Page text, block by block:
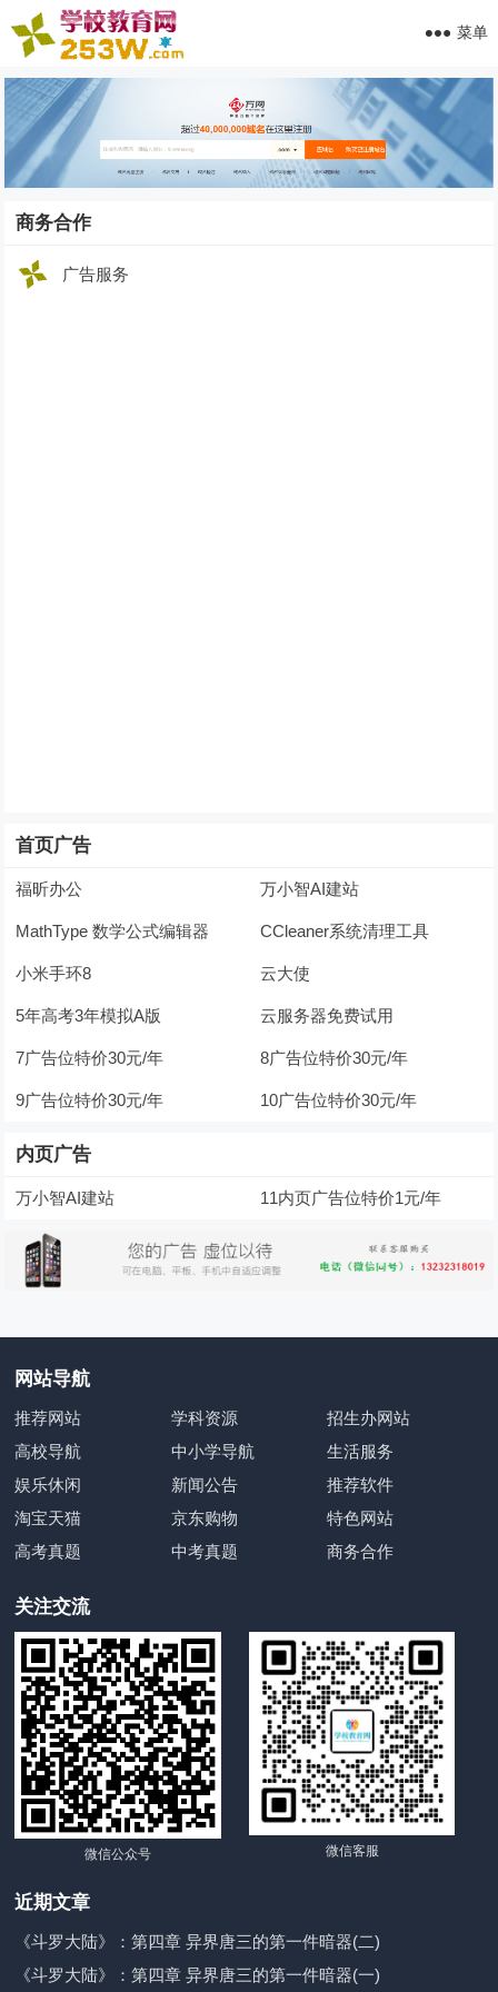
菜单
商务合作
广告服务
首页广告
福昕办公 万小智AI建站
MathType 数学公式编辑器 CCleaner系统清理工具
小米手环8 云大使
5年高考3年模拟A版 云服务器免费试用
7广告位特价30元/年 8广告位特价30元/年
9广告位特价30元/年 10广告位特价30元/年
内页广告
万小智AI建站 11内页广告位特价1元/年
网站导航
推荐网站 学科资源
招生办网站
高校导航
中小学导航
生活服务
娱乐休闲
新闻公告
推荐软件
淘宝天猫
京东购物
特色网站
高考真题
中考真题 商务合作
关注交流
微信公众号 微信客服
近期文章
《斗罗大陆》：第四章 异界唐三的第一件暗器(二)
《斗罗大陆》：第四章 异界唐三的第一件暗器(一)